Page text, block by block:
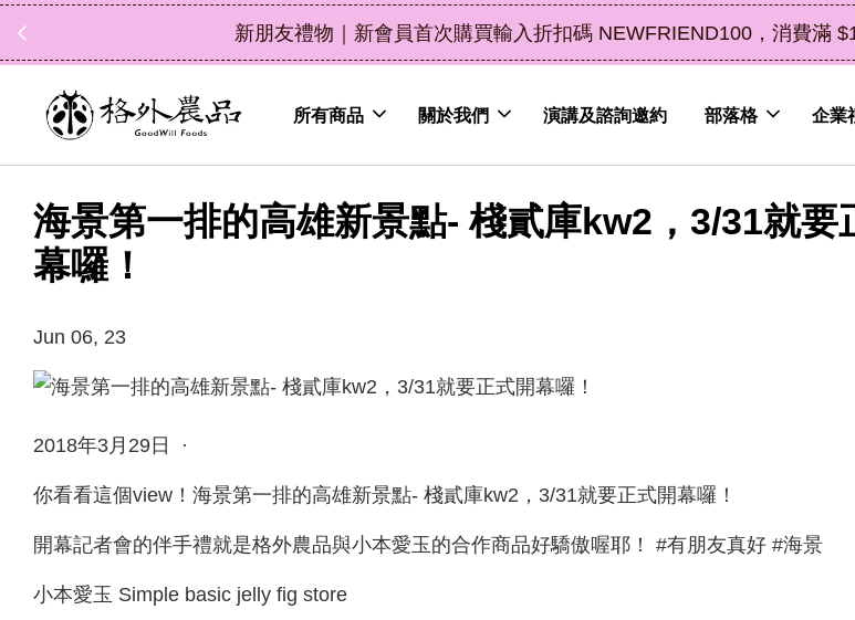
，消費滿 $1200 現折 $100（鮮果除外） 立即選購
所有商品 關於我們 演講及諮詢邀約 部落格 企業
海景第一排的高雄新景點- 棧貳庫kw2，3/31就要
幕囉！
Jun 06, 23
2018年3月29日 ·
你看看這個view！海景第一排的高雄新景點- 棧貳庫kw2，3/31就要正式開幕囉！
開幕記者會的伴手禮就是格外農品與小本愛玉的合作商品好驕傲喔耶！ #有朋友真好 #海景
小本愛玉 Simple basic jelly fig store